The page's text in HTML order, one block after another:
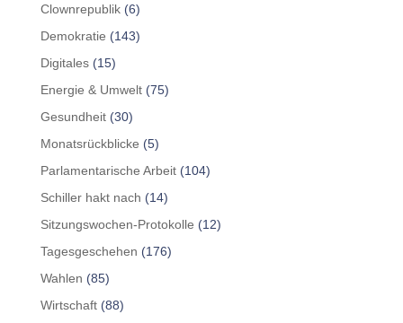
Clownrepublik(6)
Demokratie (143)
Digitales(15)
Energie & Umwelt(75)
Gesundheit(30)
Monatsrückblicke (5)
Parlamentarische Arbeit(104)
Schiller hakt nach (14)
Sitzungswochen-Protokolle (12)
Tagesgeschehen (176)
Wahlen (85)
Wirtschaft(88)